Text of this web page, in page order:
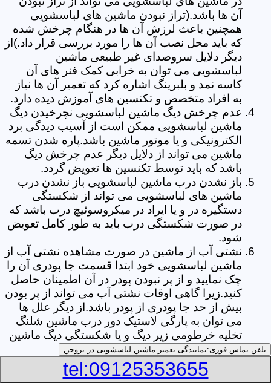
آن ها باشد.(تراز نبودن ماشین های لباسشویی
همچنین باعث لرزش آن ها در هنگام چرخش شده
که باید محل نصب آن ها را مورد بررسی قرار داد.)از
دیگر دلایل سروصدای غیر طبیعی ماشین
لباسشویی می توان به خرابی کمک فنر های آن
کاسه نمد و بلبرینگ اشاره کرد که تعمیر آن ها نیاز
به افراد متخصص و تکنسین های آموزش دیده دارد.
عدم چرخش دیگ ماشین لباسشویی نچرخیدن دیگ
ماشین لباسشویی ممکن است از آسیب دیدگی برد
الکترونیکی و یا موتور ماشین باشد.پاره شدن تسمه
ماشین می تواند از دلایل دیگر عدم چرخش دیگ
باشد که باید توسط تکنسین ها تعویض گردد.
باز نشدن درب ماشین لباسشویی باز نشدن درب
ماشین های لباسشویی می تواند از شکستگی
دستگیره در و یا ایراد در میکروسوئیچ درب باشد که
در صورت شکستگی درب باید به طور کامل تعویض
شود.
نشتی آب از ماشین در صورت مشاهده نشتی آب از
ماشین لباسشویی خود ابتدا قسمت جا پودری آن را
چک نمایید و از پر نبودن پودر در آن اطمینان حاصل
کنید.زیرا گاهی اوقات نشتی آب می تواند از پر بودن
بیش از حد جا پودری از پودر باشد.از دیگر علل ها
می توان به پارگی لاستیک دور درب ماشین شلنگ
تخلیه خرطومی زیر دیگ و یا شکستگی دیگ ماشین
های لباسشویی اشاره کرد.
خشک نکردن لباس ها یکی از بیشترین علل های
خشک نکردن لباس ها توسط ماشین های
تلفن تماس فوری:نمایندگی تعمیر ماشین لباسشویی در بروجن
tel:09125353655